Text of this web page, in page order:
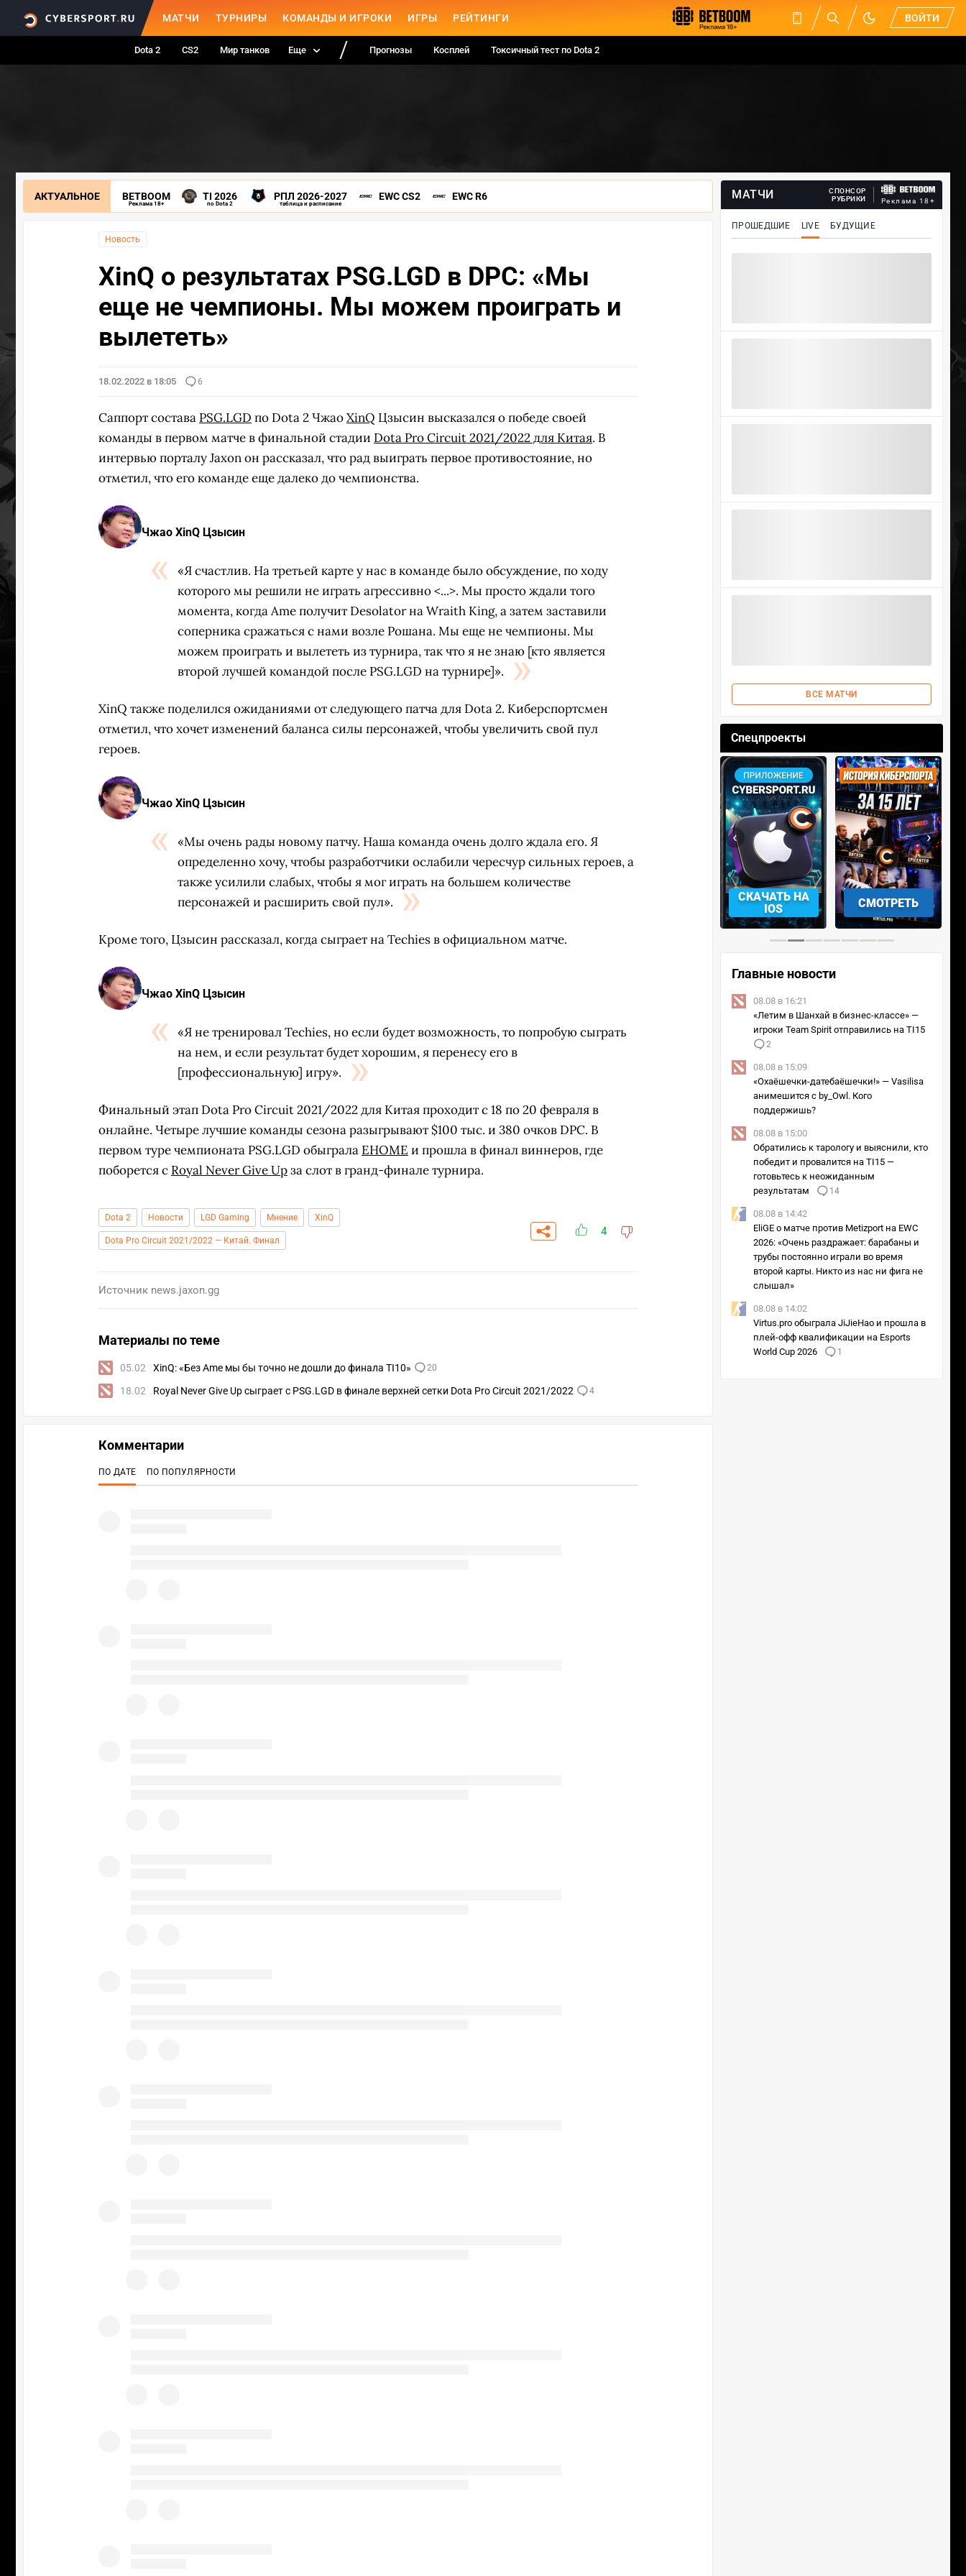
МАТЧИ ТУРНИРЫ КОМАНДЫ И ИГРОКИ ИГРЫ РЕЙТИНГИ ВОЙТИ
Dota 2 CS2 Мир танков Еще Прогнозы Косплей Токсичный тест по Dota 2
АКТУАЛЬНОЕ BETBOOM
Реклама 18+
TI 2026
по Dota 2
РПЛ 2026-2027
таблица и расписание
EWC CS2 EWC R6
Новость
XinQ о результатах PSG.LGD в DPC: «Мы
еще не чемпионы. Мы можем проиграть и
вылететь»
18.02.2022 в 18:05 6
Саппорт состава PSG.LGD по Dota 2 ЧжаоXinQ Цзысин высказался о победе своей
команды в первом матче в финальной стадии Dota Pro Circuit 2021/2022 для Китая. В
интервью порталу Jaxon он рассказал, что рад выиграть первое противостояние, но
отметил, что его команде еще далеко до чемпионства.
Чжао XinQ Цзысин
«Я счастлив. На третьей карте у нас в команде было обсуждение, по ходу
которого мы решили не играть агрессивно <...>. Мы просто ждали того
момента, когда Ame получит Desolator на Wraith King, а затем заставили
соперника сражаться с нами возле Рошана. Мы еще не чемпионы. Мы
можем проиграть и вылететь из турнира, так что я не знаю [кто является
второй лучшей командой после PSG.LGD на турнире]».
XinQ также поделился ожиданиями от следующего патча для Dota 2. Киберспортсмен
отметил, что хочет изменений баланса силы персонажей, чтобы увеличить свой пул
героев.
Чжао XinQ Цзысин
«Мы очень рады новому патчу. Наша команда очень долго ждала его. Я
определенно хочу, чтобы разработчики ослабили чересчур сильных героев, а
также усилили слабых, чтобы я мог играть на большем количестве
персонажей и расширить свой пул».
Кроме того, Цзысин рассказал, когда сыграет на Techies в официальном матче.
Чжао XinQ Цзысин
«Я не тренировал Techies, но если будет возможность, то попробую сыграть
на нем, и если результат будет хорошим, я перенесу его в
[профессиональную] игру».
Финальный этап Dota Pro Circuit 2021/2022 для Китая проходит с 18 по 20 февраля в
онлайне. Четыре лучшие команды сезона разыгрывают $100 тыс. и 380 очков DPC. В
первом туре чемпионата PSG.LGD обыграла EHOME и прошла в финал виннеров, где
поборется с Royal Never Give Upза слот в гранд-финале турнира.
Dota 2 Новости LGD Gaming Мнение XinQ
Dota Pro Circuit 2021/2022 — Китай. Финал
4
Источник news.jaxon.gg
Материалы по теме
05.02 XinQ: «Без Ame мы бы точно не дошли до финала TI10» 20
18.02 Royal Never Give Up сыграет с PSG.LGD в финале верхней сетки Dota Pro Circuit 2021/2022 4
МАТЧИ
СПОНСОР
РУБРИКИ
Реклама 18+
ПРОШЕДШИЕ LIVE БУДУЩИЕ
ВСЕ МАТЧИ
Спецпроекты
ПЕРЕЙТИ ВЫБРАТЬ СМОТРЕТЬ УЧАСТВОВАТЬ
‹ ›
Главные новости
08.08 в 16:21
«Летим в Шанхай в бизнес-классе» —
игроки Team Spirit отправились на TI15
2
08.08 в 15:09
«Охаёшечки-датебаёшечки!» — Vasilisa
анимешится с by_Owl. Кого
поддержишь?
08.08 в 15:00
Обратились к тарологу и выяснили, кто
победит и провалится на TI15 —
готовьтесь к неожиданным
результатам
14
08.08 в 14:42
EliGE о матче против Metizport на EWC
2026: «Очень раздражает: барабаны и
трубы постоянно играли во время
второй карты. Никто из нас ни фига не
слышал»
08.08 в 14:02
Virtus.pro обыграла JiJieHao и прошла в
плей-офф квалификации на Esports
World Cup 2026
1
Комментарии
ПО ДАТЕ ПО ПОПУЛЯРНОСТИ